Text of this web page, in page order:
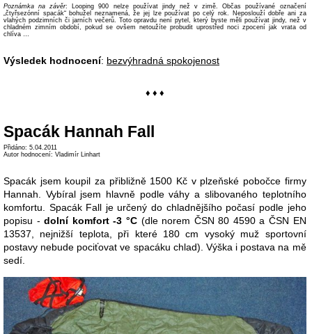
Poznámka na závěr: Looping 900 nelze používat jindy než v zimě. Občas používané označení
„čtyřsezónní spacák“ bohužel neznamená, že jej lze používat po celý rok. Neposlouží dobře ani za
vlahých podzimních či jarních večerů. Toto opravdu není pytel, který byste měli používat jindy, než v
chladném zimním období, pokud se ovšem netoužíte probudit uprostřed noci zpocení jak vrata od
chlíva …
Výsledek hodnocení: bezvýhradná spokojenost
♦ ♦ ♦
Spacák Hannah Fall
Přidáno: 5.04.2011
Autor hodnocení: Vladimír Linhart
Spacák jsem koupil za přibližně 1500 Kč v plzeňské pobočce firmy
Hannah. Vybíral jsem hlavně podle váhy a slibovaného teplotního
komfortu. Spacák Fall je určený do chladnějšího počasí podle jeho
popisu -dolní komfort -3 °C(dle norem ČSN 80 4590 a ČSN EN
13537, nejnižší teplota, při které 180 cm vysoký muž sportovní
postavy nebude pociťovat ve spacáku chlad). Výška i postava na mě
sedí.